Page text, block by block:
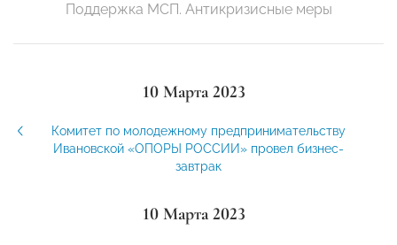
Поддержка МСП. Антикризисные меры
10 Марта 2023
Комитет по молодежному предпринимательству
Ивановской «ОПОРЫ РОССИИ» провел бизнес-
завтрак
10 Марта 2023